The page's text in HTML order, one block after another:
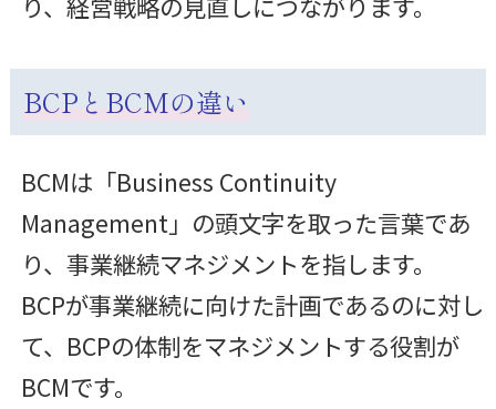
BCPとBCMの違い
BCMは「Business Continuity
Management」の頭文字を取った言葉であ
り、事業継続マネジメントを指します。
BCPが事業継続に向けた計画であるのに対し
て、BCPの体制をマネジメントする役割が
BCMです。